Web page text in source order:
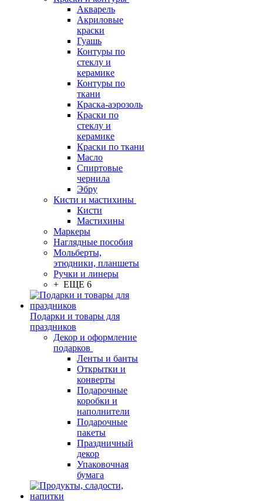
Акварель
Акриловые
краски
Гуашь
Контуры по
стеклу и
керамике
Контуры по
ткани
Краска-аэрозоль
Краски по
стеклу и
керамике
Краски по ткани
Масло
Спиртовые
чернила
Эбру
Кисти и мастихины
Кисти
Мастихины
Маркеры
Наглядные пособия
Мольберты,
этюдники, планшеты
Ручки и линеры
+ ЕЩЕ 6
Подарки и товары для
праздников
Декор и оформление
подарков
Ленты и банты
Открытки и
конверты
Подарочные
коробки и
наполнители
Подарочные
пакеты
Праздничный
декор
Упаковочная
бумага